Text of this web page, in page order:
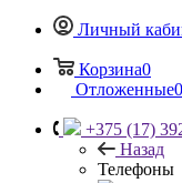
Личный
Корзина0
Отложенные0
+375 (17)
Назад
Телефоны